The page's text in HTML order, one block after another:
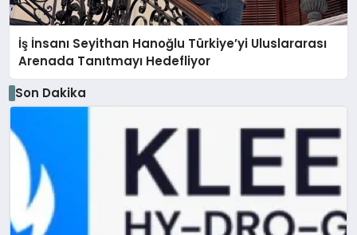
İş İnsanı Seyithan Hanoğlu Türkiye’yi Uluslararası
Arenada Tanıtmayı Hedefliyor
Son Dakika